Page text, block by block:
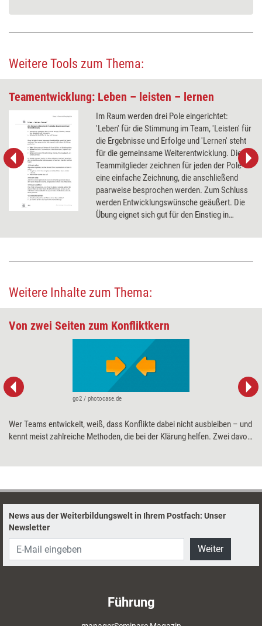
Weitere Tools zum Thema:
Teamentwicklung: Leben – leisten – lernen
Im Raum werden drei Pole eingerichtet:
'Leben' für die Stimmung im Team, 'Leisten' für
die Ergebnisse und Erfolge und 'Lernen' steht
für die gemeinsame Weiterentwicklung. Die
Teammitglieder zeichnen für jeden der Pole
eine einfache Zeichnung, die anschließend
paarweise besprochen werden. Zum Schluss
werden Entwicklungswünsche geäußert. Die
Übung eignet sich gut für den Einstieg in
Weitere Inhalte zum Thema:
Von zwei Seiten zum Konfliktkern
go2 / photocase.de
Wer Teams entwickelt, weiß, dass Konflikte dabei nicht ausbleiben – und
kennt meist zahlreiche Methoden, die bei der Klärung helfen. Zwei davon
News aus der Weiterbildungswelt in Ihrem Postfach: Unser
Newsletter
Weiter
Führung